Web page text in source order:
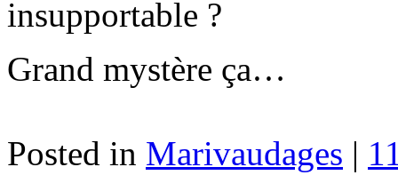
insupportable ?
Grand mystère ça…
Posted in Marivaudages |